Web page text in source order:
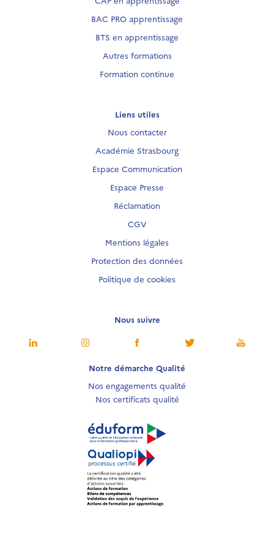
BAC PRO apprentissage
BTS en apprentissage
Autres formations
Formation continue
Liens utiles
Nous contacter
Académie Strasbourg
Espace Communication
Espace Presse
Réclamation
CGV
Mentions légales
Protection des données
Politique de cookies
Nous suivre
Notre démarche Qualité
Nos engagements qualité
Nos certificats qualité